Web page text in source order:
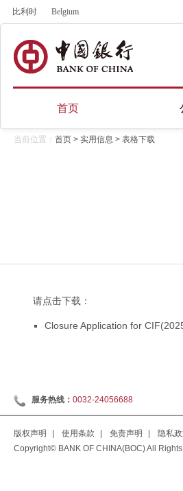
比利时 Belgium
首页
当前位置： 首页 > 实用信息 > 表格下载
请点击下载：
Closure Application for
服务热线： 0032-24056688
版权声明 使用条款 免责声明 隐私
Copyright© BANK OF CHINA(BOC) All